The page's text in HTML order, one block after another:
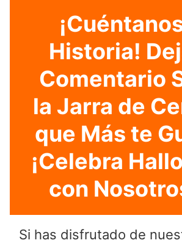
Historia!
Comentario
la Jarra de
que Más te
¡Celebra
con
Si has disfrutado de